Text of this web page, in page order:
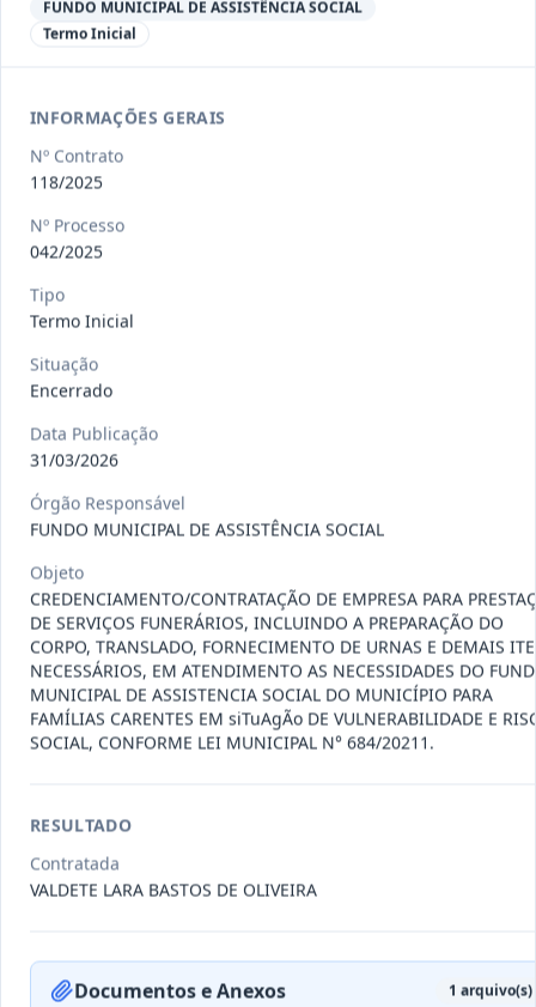
013/2023
Inicial
Constitui o objeto do presente
012-
Termo
Inicial
Contratação de orquestra filarmônica,
Situação: Encerrado
2023
Termo
Inicial
Situação: Encerrado Data:04/08/2026 Ver detalhes
2023
Inicial
FUNDO MUNICIPAL DE ASSISTÊNCIA SOCIAL
Termo Inicial
INFORMAÇÕES GERAIS
Nº Contrato
118/2025
Nº Processo
042/2025
Tipo
Termo Inicial
Situação
Encerrado
Data Publicação
31/03/2026
Órgão Responsável
FUNDO MUNICIPAL DE ASSISTÊNCIA SOCIAL
Objeto
CREDENCIAMENTO/CONTRATAÇÃO DE EMPRESA PARA
DE SERVIÇOS FUNERÁRIOS, INCLUINDO A PREPARAÇÃO DO
CORPO, TRANSLADO, FORNECIMENTO DE URNAS E DEMAIS
NECESSÁRIOS, EM ATENDIMENTO AS NECESSIDADES DO
MUNICIPAL DE ASSISTENCIA SOCIAL DO MUNICÍPIO PARA
FAMÍLIAS CARENTES EM siTuAgÃo DE VULNERABILIDADE E
SOCIAL, CONFORME LEI MUNICIPAL N° 684/20211.
RESULTADO
Contratada
VALDETE LARA BASTOS DE OLIVEIRA
Documentos e Anexos 1 arquivo(s)